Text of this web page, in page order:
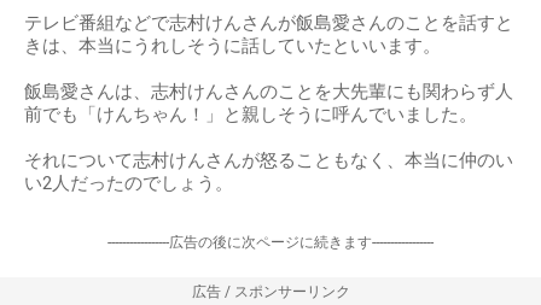
テレビ番組などで志村けんさんが飯島愛さんのことを話すと
きは、本当にうれしそうに話していたといいます。
飯島愛さんは、志村けんさんのことを大先輩にも関わらず人
前でも「けんちゃん！」と親しそうに呼んでいました。
それについて志村けんさんが怒ることもなく、本当に仲のい
い2人だったのでしょう。
-----------------広告の後に次ページに続きます-----------------
広告 / スポンサーリンク